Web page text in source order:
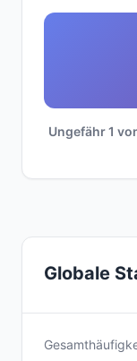
Ungefähr 1
Globale